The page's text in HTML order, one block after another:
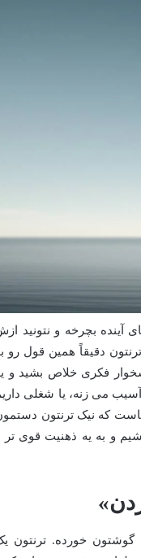
آینده بچرخه و نتونید
دقیقاً همین قول رو
فکری خلاص بشید و
می زنه، یا شغلی
که نیک ترنتون
و به یه ذهنیت قوی تر
گوشتون خورده. ترنتون